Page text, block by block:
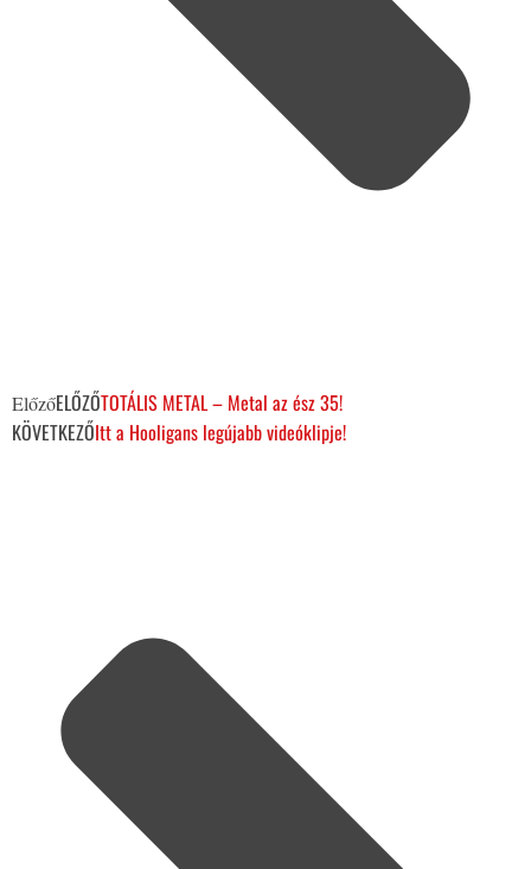
ElőzőELŐZŐTOTÁLIS METAL – Metal az ész 35!
KÖVETKEZŐItt a Hooligans legújabb videóklipje!